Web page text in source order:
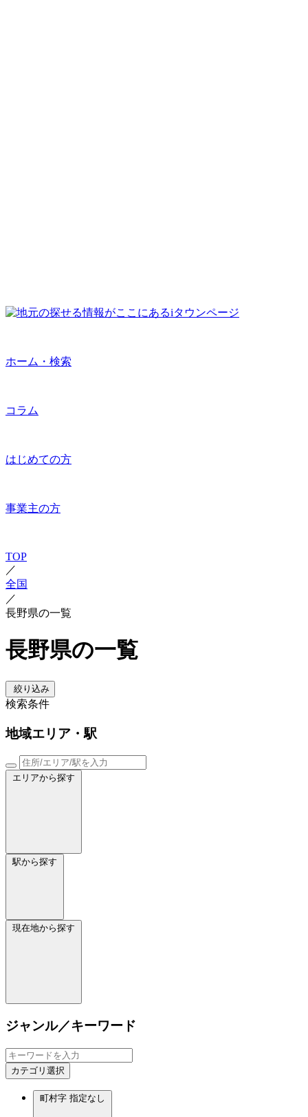
ホーム・検索
コラム
はじめての方
事業主の方
TOP
／
全国
／
長野県の一覧
長野県の一覧
絞り込み
検索条件
地域エリア・駅
エリアから探す
駅から探す
現在地から探す
ジャンル／キーワード
カテゴリ選択
町村字 指定なし